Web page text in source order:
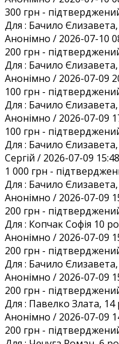
300 грн -
Для : Бачило
Анонiмно / 2026-07-10
200 грн -
Для : Бачило
Анонiмно / 2026-07-09
100 грн -
Для : Бачило
Анонiмно / 2026-07-09
100 грн -
Для : Бачило
Сергій / 2026-07-09 15:48
1 000 грн -
Для : Бачило
Анонiмно / 2026-07-09
200 грн -
Для : Копчак Софія 10
Анонiмно / 2026-07-09
200 грн -
Для : Бачило
Анонiмно / 2026-07-09
200 грн -
Для : Павелко Злата, 14
Анонiмно / 2026-07-09
200 грн -